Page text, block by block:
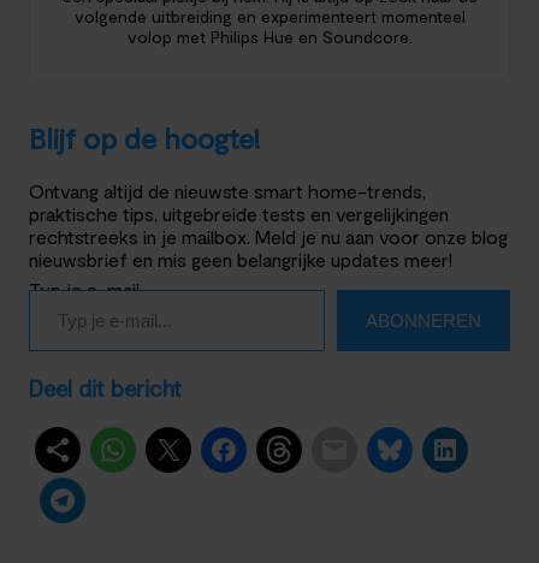
volgende uitbreiding en experimenteert momenteel
volop met Philips Hue en Soundcore.
Blijf op de hoogte!
Ontvang altijd de nieuwste smart home-trends,
praktische tips, uitgebreide tests en vergelijkingen
rechtstreeks in je mailbox. Meld je nu aan voor onze blog
nieuwsbrief en mis geen belangrijke updates meer!
Typ je e-mail…
ABONNEREN
Deel dit bericht